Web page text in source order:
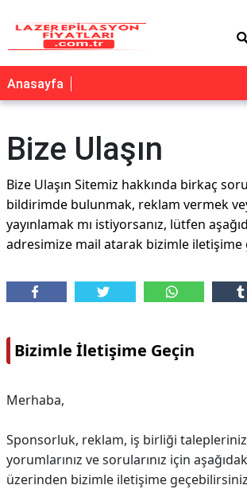
Anasayfa
Bize Ulaşın
Bize Ulaşın Sitemiz hakkında birkaç
bildirimde bulunmak, reklam vermek
yayınlamak mı istiyorsanız, lütfen
adresimize mail atarak bizimle iletişime
Bizimle İletişime Geçin
Merhaba,
Sponsorluk, reklam, iş birliği
yorumlarınız ve sorularınız için
üzerinden bizimle iletişime